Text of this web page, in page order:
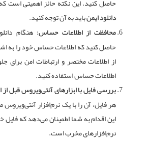
حاصل کنید. این نکته حائز اهمیتی است
دانلود ایمنباید به آن توجه کنید.
محافظت از اطلاعات حساس: هنگام
حاصل کنید که اطلاعات حساس خود را به
از اطلاعات مختصر و ارتباطات امن برای
اطلاعات حساس استفاده کنید.
بررسی فایل با ابزارهای آنتی‌ویروس قبل از
هر فایل، آن را با یک نرم‌افزار
این اقدام به شما اطمینان می‌دهد که فایل
نرم‌افزارهای مخرب است.